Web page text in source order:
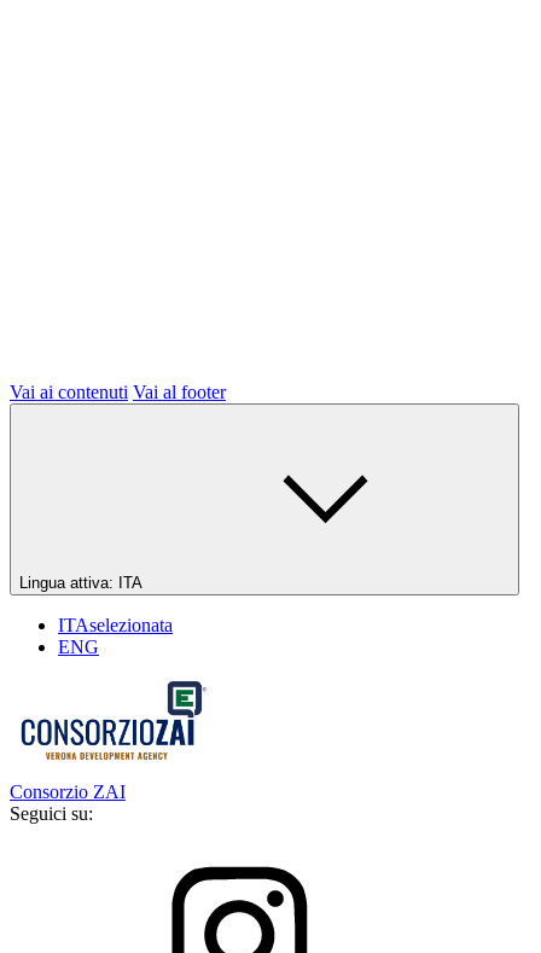
Vai ai contenuti Vai al footer
Lingua attiva: ITA
ITAselezionata
ENG
Consorzio ZAI
Seguici su: